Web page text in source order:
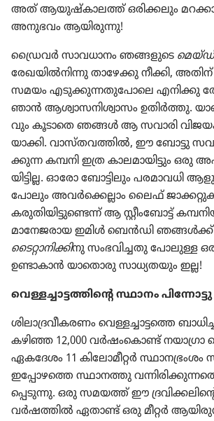
അത്‌ ആയുഷ്‌കാ​ലത്ത്‌ ഒരിക്ക​ലും
അനുഭവം ആയിരു​ന്നു!
ഡ്രൈവർ സാവധാ​നം ഞങ്ങളുടെ മെയ്‌ഡ്‌
രേഖയിൽനി​ന്നു താഴേക്കു നീക്കി,
സമയം എടുക്കു​ന്ന​തു​പോ​ലെ എനിക്കു
ഞാൻ ആശ്വാ​സ​നി​ശ്വാ​സം ഉതിർത്തു.
വും കൂടാതെ ഞങ്ങൾ ആ സവാരി
യാ​ക്കി. വാസ്‌ത​വ​ത്തിൽ, ഈ ബോട്ടു സവാരി
ക്കുന്ന കമ്പനി ഇത്ര കാലമാ​യി​ട്ടും ഒരു
യി​ട്ടില്ല. ഓരോ ബോട്ടി​ലും പരമാ​വധി
പോലും അവർക്കെ​ല്ലാം ലൈഫ്‌
കരുതി​യി​ട്ടു​ണ്ടെന്ന്‌ ആ സ്റ്റീം​ബോട്ട്‌
മാനേ​ജ​രായ ഇമിൾ ബെൻഡി ഞങ്ങൾക്ക്‌
ടൈറ്റാ​നി​ക്കി​നു സംഭവി​ച്ചതു പോലുള്ള ഒരു
ഉണ്ടാകാൻ യാതൊ​രു സാധ്യ​ത​യും ഇല്ല!
വെള്ളച്ചാ​ട്ട​ത്തി​ന്റെ സ്ഥാനം
ശിലാ​ദ്ര​വീ​ക​രണം വെള്ളച്ചാ​ട്ടത്തെ
കഴിഞ്ഞ 12,000 വർഷം​കൊണ്ട്‌ നയാഗ്രാ
ഏകദേശം 11 കിലോ​മീ​റ്റർ സ്ഥാന​ഭ്രം​ശം
ഇപ്പോ​ഴത്തെ സ്ഥാനത്തു
പ്പെ​ടു​ന്നു. ഒരു സമയത്ത്‌ ഈ
വർഷത്തിൽ ഏതാണ്ട്‌ ഒരു മീറ്റർ